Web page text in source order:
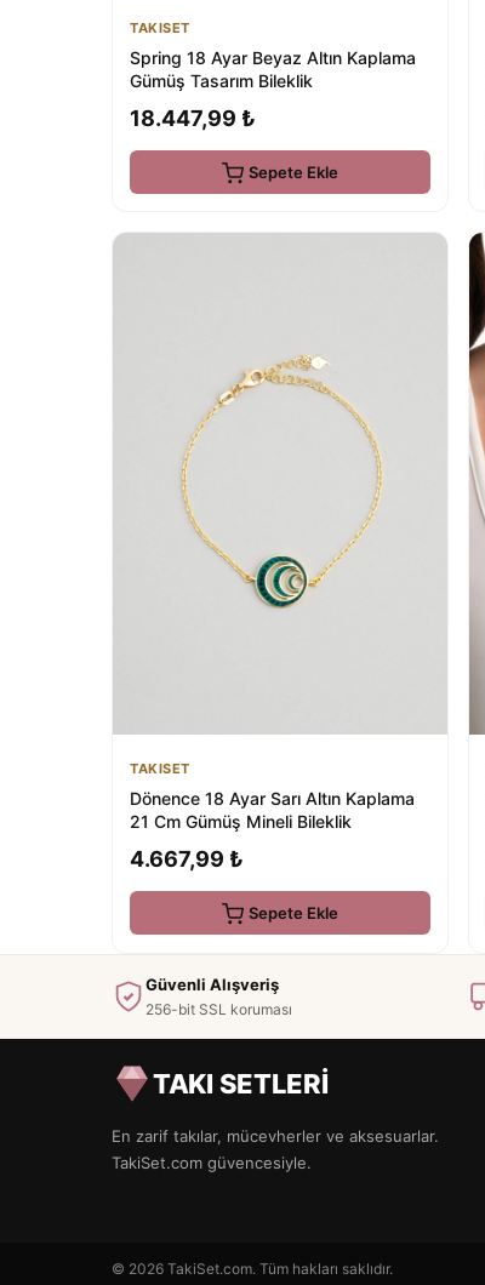
TAKISET
Spring 18 Ayar Beyaz Altın Kaplama
Gümüş Tasarım Bileklik
18.447,99 ₺
Sepete Ekle
TAKISET
Dönence 18 Ayar Sarı Altın Kaplama
21 Cm Gümüş Mineli Bileklik
4.667,99 ₺
Sepete Ekle
Güvenli Alışveriş
256-bit SSL koruması
TAKI SETLERİ
En zarif takılar, mücevherler ve aksesuarlar.
TakiSet.com güvencesiyle.
© 2026 TakiSet.com. Tüm hakları saklıdır.